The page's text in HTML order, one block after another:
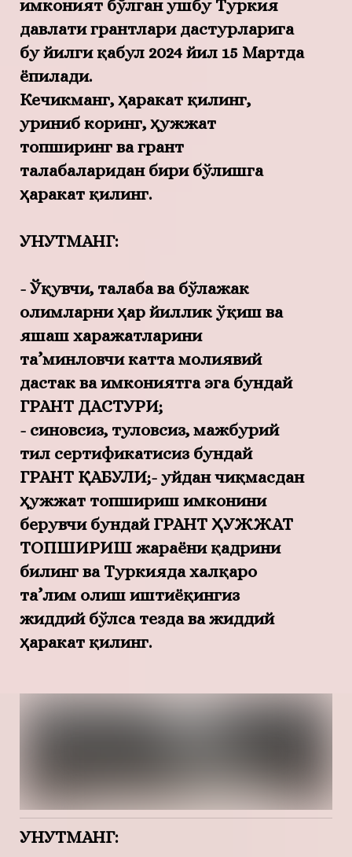
имконият бўлган ушбу Туркия
давлати грантлари дастурларига
бу йилги қабул 2024 йил 15 Мартда
ёпилади.
Кечикманг, ҳаракат қилинг,
уриниб коринг, ҳужжат
топширинг ва грант
талабаларидан бири бўлишга
ҳаракат қилинг.
УНУТМАНГ:
- Ўқувчи, талаба ва бўлажак
олимларни ҳар йиллик ўқиш ва
яшаш харажатларини
та’минловчи катта молиявий
дастак ва имкониятга эга бундай
ГРАНТ ДАСТУРИ;
- синовсиз, туловсиз, мажбурий
тил сертификатисиз бундай
ГРАНТ ҚАБУЛИ;- уйдан чиқмасдан
ҳужжат топшириш имконини
берувчи бундай ГРАНТ ҲУЖЖАТ
ТОПШИРИШ жараёни қадрини
билинг ва Туркияда халқаро
та’лим олиш иштиёқингиз
жиддий бўлса тезда ва жиддий
ҳаракат қилинг.
УНУТМАНГ: